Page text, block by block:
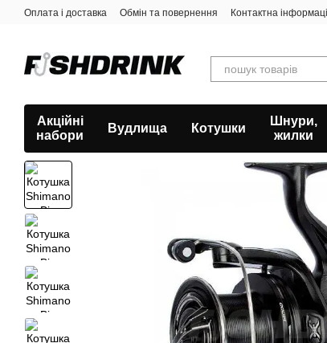
Перейти к основному контенту
Оплата і доставка Обмін та повернення Контактна
Акційні
набори
Вудлища Котушки
Шнури,
жилки